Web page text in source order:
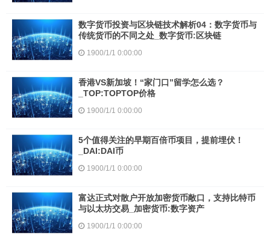
数字货币投资与区块链技术解析04：数字货币与
传统货币的不同之处_数字货币:区块链
1900/1/1 0:00:00
香港VS新加坡！“家门口”留学怎么选？
_TOP:TOPTOP价格
1900/1/1 0:00:00
5个值得关注的早期百倍币项目，提前埋伏！
_DAI:DAI币
1900/1/1 0:00:00
富达正式对散户开放加密货币敞口，支持比特币
与以太坊交易_加密货币:数字资产
1900/1/1 0:00:00